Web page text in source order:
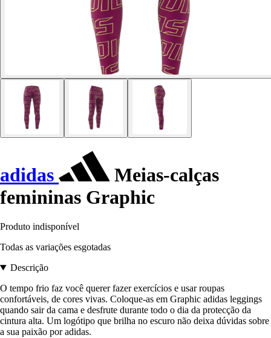
adidas
Meias-calças
femininas Graphic
Produto indisponível
Todas as variações esgotadas
Descrição
O tempo frio faz você querer fazer exercícios e usar roupas
confortáveis, de cores vivas. Coloque-as em Graphic adidas leggings
quando sair da cama e desfrute durante todo o dia da protecção da
cintura alta. Um logótipo que brilha no escuro não deixa dúvidas sobre
a sua paixão por adidas.